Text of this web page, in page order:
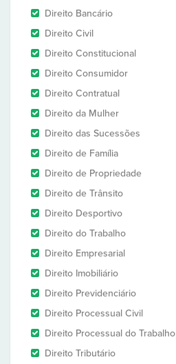
Direito Bancário
Direito Civil
Direito Constitucional
Direito Consumidor
Direito Contratual
Direito da Mulher
Direito das Sucessões
Direito de Família
Direito de Propriedade
Direito de Trânsito
Direito Desportivo
Direito do Trabalho
Direito Empresarial
Direito Imobiliário
Direito Previdenciário
Direito Processual Civil
Direito Processual do Trabalho
Direito Tributário